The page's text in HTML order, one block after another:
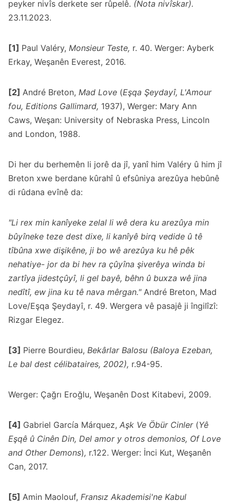
peyker nivîs derkete ser rûpelê. (Nota nivîskar).
23.11.2023.
[1] Paul Valéry, Monsieur Teste, r. 40. Werger: Ayberk
Erkay, Weşanên Everest, 2016.
[2] André Breton, Mad Love (Eşqa Şeydayî, L'Amour
fou, Editions Gallimard, 1937), Werger: Mary Ann
Caws, Weşan: University of Nebraska Press, Lincoln
and London, 1988.
Di her du berhemên li jorê da jî, yanî him Valéry û him jî
Breton xwe berdane kûrahî û efsûniya arezûya hebûnê
di rûdana evînê da:
"Li rex min kanîyeke zelal li wê dera ku arezûya min
bûyîneke teze dest dixe, li kanîyê birq vedide û tê
tîbûna xwe dişikêne, ji bo wê arezûya ku hê pêk
nehatiye- jor da bi hev ra çûyîna şiverêya winda bi
zartîya jidestçûyî, li gel bayê, bêhn û buxza wê jina
nedîtî, ew jina ku tê nava mêrgan."André Breton, Mad
Love/Eşqa Şeydayî, r. 49. Wergera vê pasajê ji îngilîzî:
Rizgar Elegez.
[3] Pierre Bourdieu, Bekârlar Balosu (Baloya Ezeban,
Le bal dest célibataires, 2002), r.94-95.
Werger: Çağrı Eroğlu, Weşanên Dost Kitabevi, 2009.
[4] Gabriel García Márquez, Aşk Ve Öbür Cinler (Yê
Eşqê û Cinên Din, Del amor y otros demonios, Of Love
and Other Demons), r.122. Werger: İnci Kut, Weşanên
Can, 2017.
[5] Amin Maolouf, Fransız Akademisi'ne Kabul